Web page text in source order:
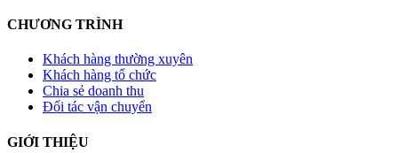
CHƯƠNG TRÌNH
Khách hàng thường xuyên
Khách hàng tổ chức
Chia sẻ doanh thu
Đối tác vận chuyển
GIỚI THIỆU